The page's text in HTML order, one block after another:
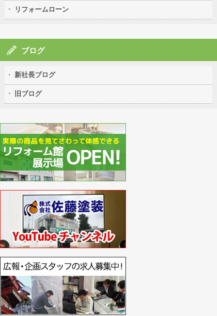
リフォームローン
ブログ
新社長ブログ
旧ブログ